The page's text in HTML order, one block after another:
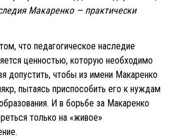
Макаренко — практически
что педагогическое наследие
ценностью, которую необходимо
допустить, чтобы из имени Макаренко
пытаясь приспособить его к нуждам
И в борьбе за Макаренко
только на «живое»